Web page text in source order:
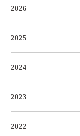
2026
2025
2024
2023
2022